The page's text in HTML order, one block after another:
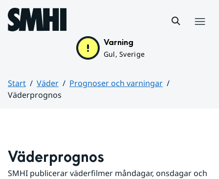
Hoppa till sidans innehåll
Varning
Gul, Sverige
Start Väder
Prognoser och varningar
Väderprognos
Väderprognos
SMHI publicerar väderfilmer måndagar, onsdagar och